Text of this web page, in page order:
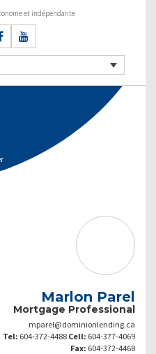
et indépendante
Marlon Parel
Mortgage Professional
mparel@dominionlending.ca
Tel: 604-372-4488 Cell: 604-377-4069
Fax: 604-372-4468